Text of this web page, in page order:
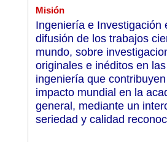
Misión
Ingeniería e Investigación
difusión de los trabajos
mundo, sobre
originales e inéditos en
ingeniería que
impacto mundial en la
general, mediante un
seriedad y calidad